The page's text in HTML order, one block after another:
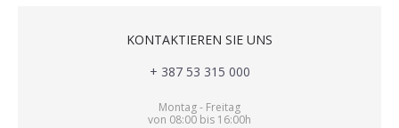
KONTAKTIEREN SIE UNS
+ 387 53 315 000
Montag - Freitag
von 08:00 bis 16:00h